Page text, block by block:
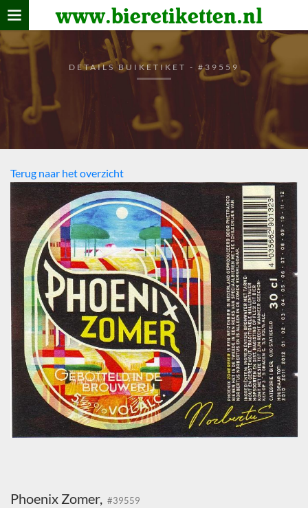
www.bieretiketten.nl
Home
verzamelen
De bierkaart
Bezoekers
DETAILS BUIKETIKET - #39559
Terug naar het overzicht
Phoenix Zomer, #39559